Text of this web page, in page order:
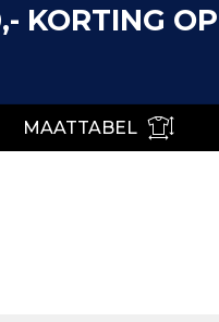
KORTING
MAATTABEL